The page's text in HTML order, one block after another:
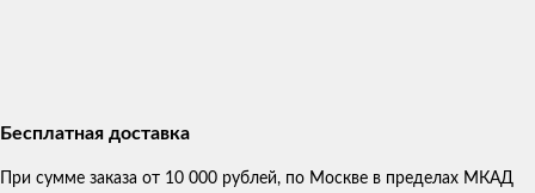
Бесплатная доставка
При сумме заказа от 10 000 рублей, по Москве в пределах МКАД